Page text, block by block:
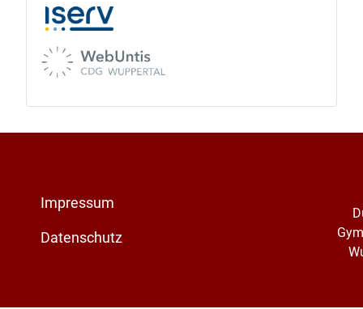
Impressum
Datenschutz